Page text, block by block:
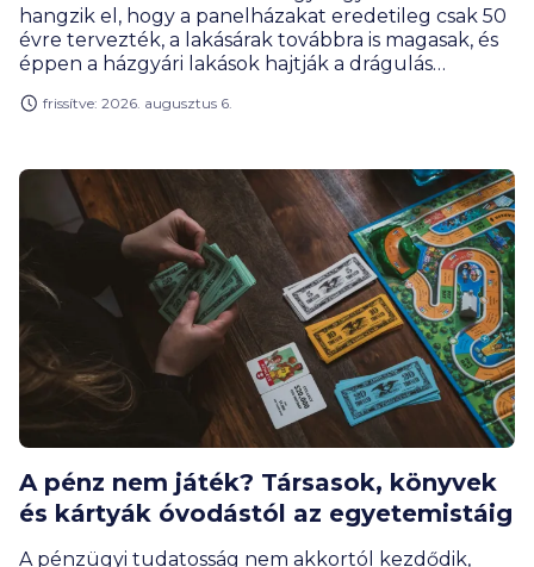
hangzik el, hogy a panelházakat eredetileg csak 50
évre tervezték, a lakásárak továbbra is magasak, és
éppen a házgyári lakások hajtják a drágulás
jelentik a leginkább elérhető városi lakásformát.
mik a legérdekesebb panelrekordok?
frissítve: 2026. augusztus 6.
A pénz nem játék? Társasok, könyvek
és kártyák óvodástól az egyetemistáig
A pénzügyi tudatosság nem akkortól kezdődik,